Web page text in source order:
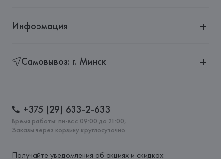
Информация
Самовывоз: г. Минск
+375 (29) 633-2-633
Время работы: пн-вс с 09:00 до 21:00,
Заказы через корзину круглосуточно
Получайте уведомления об акциях и скидках: